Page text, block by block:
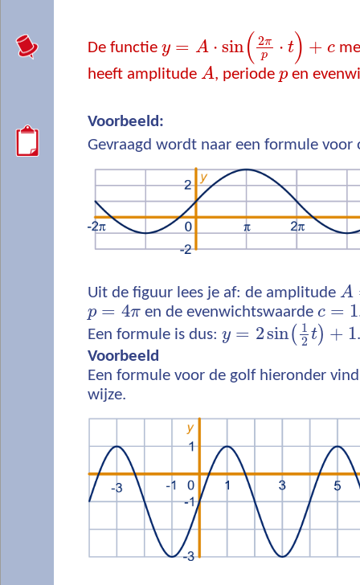
De functie y = A ⋅ sin( 2π
p
⋅ t) + c
heeft amplitude A, periode pen
Voorbeeld:
Gevraagd wordt naar een formule voor
Uit de figuur lees je af: de amplitude A
p = 4πen de evenwichtswaarde c = 1
Een formule is dus: y = 2sin( 1
2 t) + 1.
Voorbeeld
Een formule voor de golf hieronder
wijze.